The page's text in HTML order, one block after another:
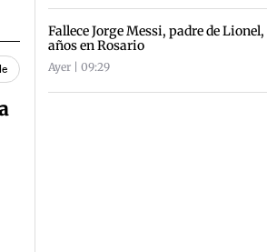
Fallece Jorge Messi, padre de Lionel,
años en Rosario
Ayer | 09:29